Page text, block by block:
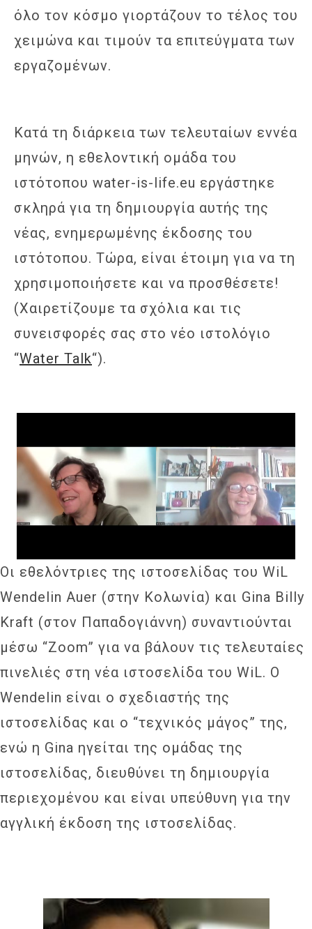
όλο τον κόσμο γιορτάζουν το τέλος του
χειμώνα και τιμούν τα επιτεύγματα των
εργαζομένων.
Κατά τη διάρκεια των τελευταίων εννέα
μηνών, η εθελοντική ομάδα του
ιστότοπου water-is-life.eu εργάστηκε
σκληρά για τη δημιουργία αυτής της
νέας, ενημερωμένης έκδοσης του
ιστότοπου. Τώρα, είναι έτοιμη για να τη
χρησιμοποιήσετε και να προσθέσετε!
(Χαιρετίζουμε τα σχόλια και τις
συνεισφορές σας στο νέο ιστολόγιο
“Water Talk“).
Οι εθελόντριες της ιστοσελίδας του WiL
Wendelin Auer (στην Κολωνία) και Gina Billy
Kraft (στον Παπαδογιάννη) συναντιούνται
μέσω “Zoom” για να βάλουν τις τελευταίες
πινελιές στη νέα ιστοσελίδα του WiL. Ο
Wendelin είναι ο σχεδιαστής της
ιστοσελίδας και ο “τεχνικός μάγος” της,
ενώ η Gina ηγείται της ομάδας της
ιστοσελίδας, διευθύνει τη δημιουργία
περιεχομένου και είναι υπεύθυνη για την
αγγλική έκδοση της ιστοσελίδας.